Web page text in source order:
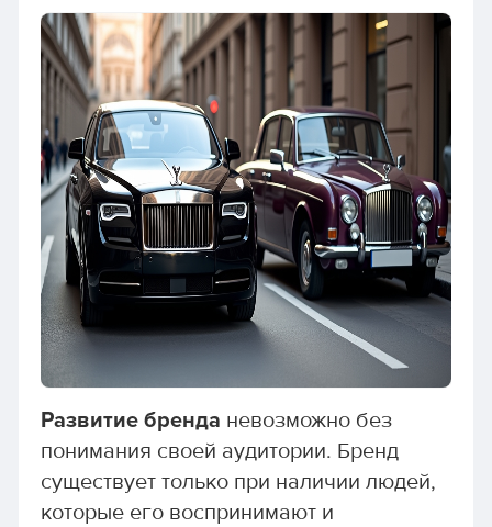
Развитие бренда невозможно без
понимания своей аудитории. Бренд
существует только при наличии людей,
которые его воспринимают и